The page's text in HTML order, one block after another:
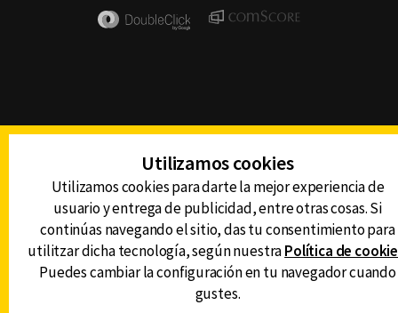
Utilizamos cookies
Utilizamos cookies para darte la mejor experiencia de
usuario y entrega de publicidad, entre otras cosas. Si
continúas navegando el sitio, das tu consentimiento para
utilitzar dicha tecnología, según nuestraPolítica de
Puedes cambiar la configuración en tu navegador cuando
gustes.